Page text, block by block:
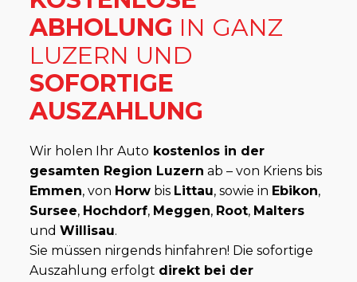
ABHOLUNG IN GANZ
LUZERN UND
SOFORTIGE
AUSZAHLUNG
Wir holen Ihr Auto kostenlos in der
gesamten Region Luzern ab – von Kriens bis
Emmen, von Horw bis Littau, sowie in Ebikon,
Sursee, Hochdorf, Meggen, Root, Malters
undWillisau.
Sie müssen nirgends hinfahren! Die sofortige
Auszahlung erfolgt direkt bei der